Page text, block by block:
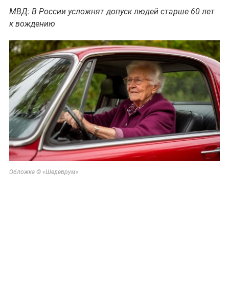
МВД: В России усложнят допуск людей старше 60 лет
к вождению
Обложка © «Шедеврум»